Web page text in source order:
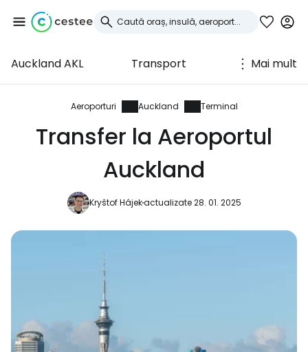
Auckland AKL Transport Mai mult
Aeroporturi Auckland Terminal
Transfer la Aeroportul
Auckland
Kryštof Hájekactualizate 28. 01. 2025
Conectați-vă la
Cestee
... comunitatea mondială a călătorilor
Continuați cu e-mailul